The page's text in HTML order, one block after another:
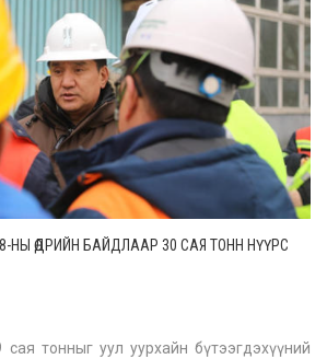
НЫ ӨДРИЙН БАЙДЛААР 30 САЯ ТОНН НҮҮРС
сая тонныг уул уурхайн бүтээгдэхүүний